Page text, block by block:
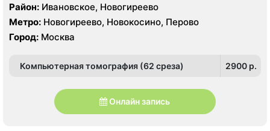
Район: Ивановское, Новогиреево
Метро: Новогиреево, Новокосино, Перово
Город: Москва
Компьютерная томография (62 среза) 2900 p.
Онлайн запись